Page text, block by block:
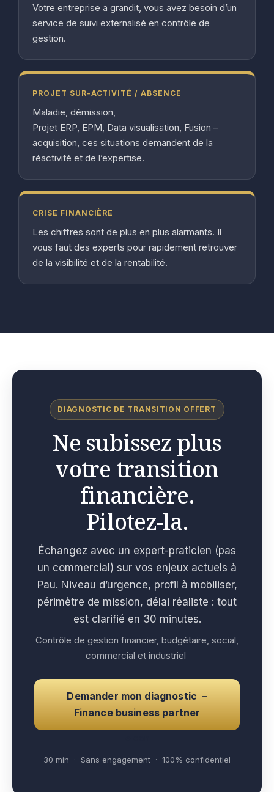
Votre entreprise a grandit, vous avez besoin d’un
service de suivi externalisé en contrôle de
gestion.
PROJET SUR-ACTIVITÉ / ABSENCE
Maladie, démission,
Projet ERP, EPM, Data visualisation, Fusion –
acquisition, ces situations demandent de la
réactivité et de l’expertise.
CRISE FINANCIÈRE
Les chiffres sont de plus en plus alarmants. Il
vous faut des experts pour rapidement retrouver
de la visibilité et de la rentabilité.
DIAGNOSTIC DE TRANSITION OFFERT
Ne subissez plus
votre transition
financière.
Pilotez-la.
Échangez avec un expert-praticien (pas
un commercial) sur vos enjeux actuels à
Pau. Niveau d’urgence, profil à mobiliser,
périmètre de mission, délai réaliste : tout
est clarifié en 30 minutes.
Contrôle de gestion financier, budgétaire, social,
commercial et industriel
Demander mon diagnostic –
Finance business partner
30 min · Sans engagement · 100% confidentiel